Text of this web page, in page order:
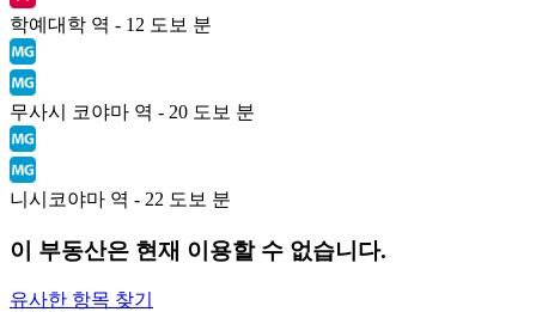
학예대학 역 - 12 도보 분
무사시 코야마 역 - 20 도보 분
니시코야마 역 - 22 도보 분
이 부동산은 현재 이용할 수 없습니다.
유사한 항목 찾기